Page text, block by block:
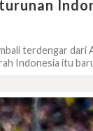
terdengar dari
Indonesia itu